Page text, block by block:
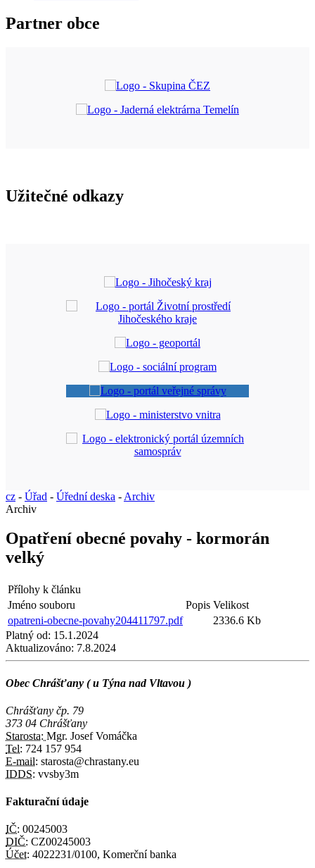
Partner obce
Užitečné odkazy
cz - Úřad - Úřední deska - Archiv
Archiv
Opatření obecné povahy - kormorán
velký
Přílohy k článku
Jméno souboru
Popis Velikost
opatreni-obecne-povahy204411797.pdf
2336.6 Kb
Platný od: 15.1.2024
Aktualizováno: 7.8.2024
Obec Chrášťany ( u Týna nad Vltavou )
Chrášťany čp. 79
373 04 Chrášťany
Starosta: Mgr. Josef Vomáčka
Tel: 724 157 954
E-mail: starosta@chrastany.eu
IDDS: vvsby3m
Fakturační údaje
IČ: 00245003
DIČ: CZ00245003
Účet: 4022231/0100, Komerční banka